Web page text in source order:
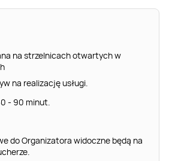
na strzelnicach otwartych w
na realizację usługi.
- 90 minut.
do Organizatora widoczne będą na